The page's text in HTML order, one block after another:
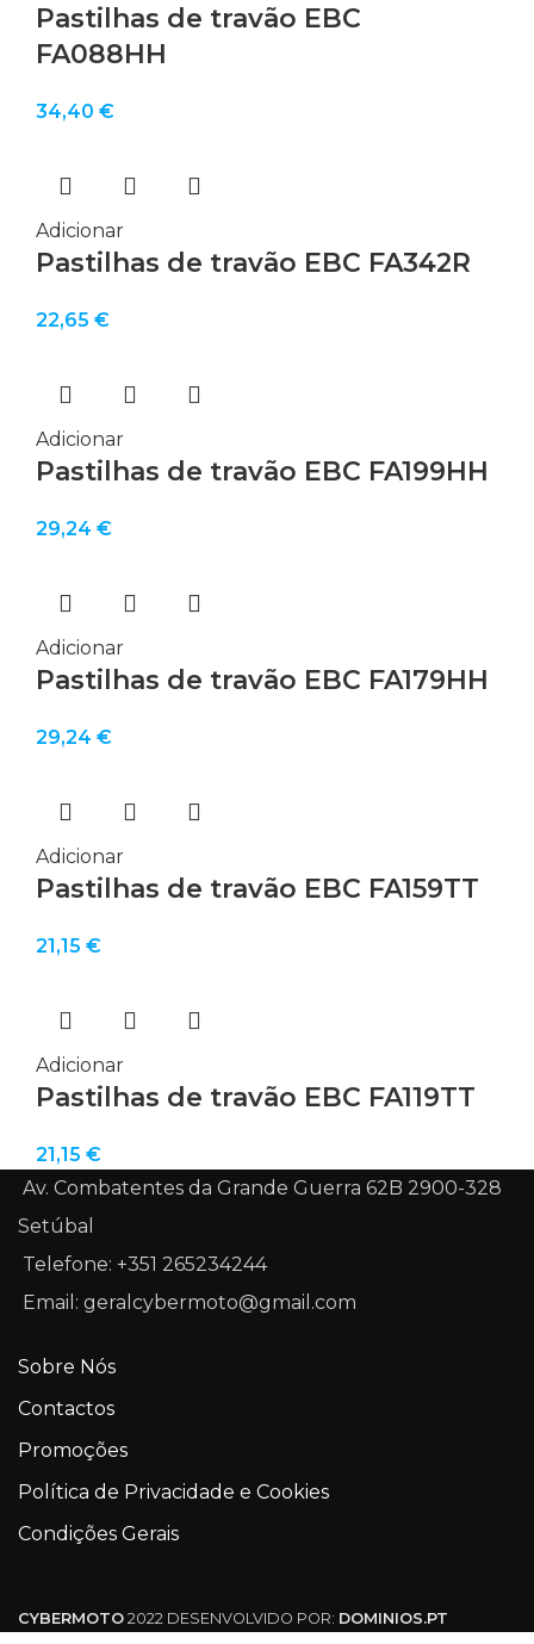
Pastilhas de travão EBC
FA088HH
34,40 €
Adicionar
Pastilhas de travão EBC FA342R
22,65 €
Adicionar
Pastilhas de travão EBC FA199HH
29,24 €
Adicionar
Pastilhas de travão EBC FA179HH
29,24 €
Adicionar
Pastilhas de travão EBC FA159TT
21,15 €
Adicionar
Pastilhas de travão EBC FA119TT
21,15 €
Av. Combatentes da Grande Guerra 62B 2900-328
Setúbal
Telefone: +351 265234244
Email: geralcybermoto@gmail.com
Sobre Nós
Contactos
Promoções
Política de Privacidade e Cookies
Condições Gerais
CYBERMOTO 2022 DESENVOLVIDO POR: DOMINIOS.PT